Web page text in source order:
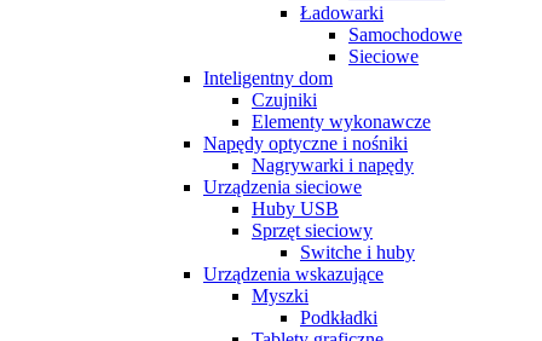
Ładowarki
Samochodowe
Sieciowe
Inteligentny dom
Czujniki
Elementy wykonawcze
Napędy optyczne i nośniki
Nagrywarki i napędy
Urządzenia sieciowe
Huby USB
Sprzęt sieciowy
Switche i huby
Urządzenia wskazujące
Myszki
Podkładki